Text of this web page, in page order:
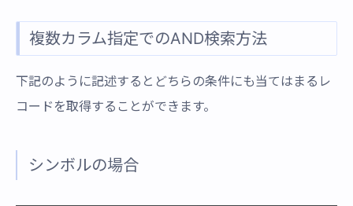
複数カラム指定でのAND検索方法
下記のように記述するとどちらの条件にも当てはまるレ
コードを取得することができます。
シンボルの場合